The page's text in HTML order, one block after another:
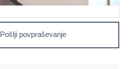
Pošlji povpraševanje